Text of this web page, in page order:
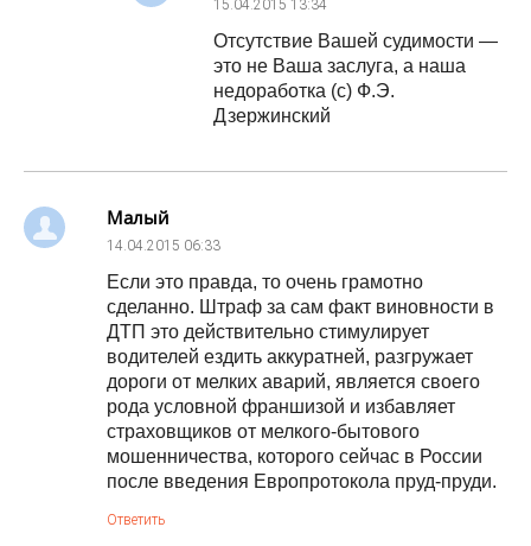
15.04.2015 13:34
Отсутствие Вашей судимости —
это не Ваша заслуга, а наша
недоработка (с) Ф.Э.
Дзержинский
Малый
14.04.2015 06:33
Если это правда, то очень грамотно
сделанно. Штраф за сам факт виновности в
ДТП это действительно стимулирует
водителей ездить аккуратней, разгружает
дороги от мелких аварий, является своего
рода условной франшизой и избавляет
страховщиков от мелкого-бытового
мошенничества, которого сейчас в России
после введения Европротокола пруд-пруди.
Ответить